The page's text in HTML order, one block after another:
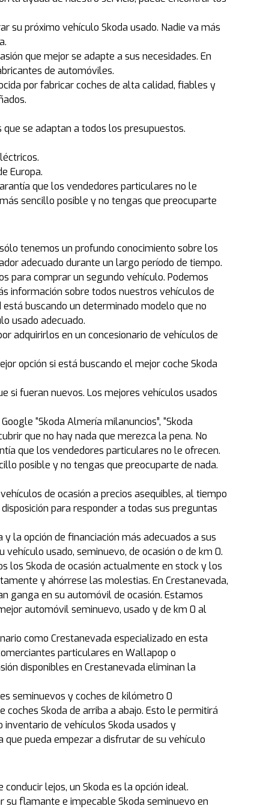
su próximo vehículo Skoda usado. Nadie va más
que mejor se adapte a sus necesidades. En
de automóviles.
por fabricar coches de alta calidad, fiables y
se adaptan a todos los presupuestos.
Europa.
que los vendedores particulares no le
sencillo posible y no tengas que preocuparte
tenemos un profundo conocimiento sobre los
adecuado durante un largo período de tiempo.
para comprar un segundo vehículo. Podemos
información sobre todos nuestros vehículos de
buscando un determinado modelo que no
usado adecuado.
adquirirlos en un concesionario de vehículos de
opción si está buscando el mejor coche Skoda
si fueran nuevos. Los mejores vehículos usados
“Skoda Almería milanuncios”, “Skoda
que no hay nada que merezca la pena. No
que los vendedores particulares no le ofrecen.
posible y no tengas que preocuparte de nada.
de ocasión a precios asequibles, al tiempo
para responder a todas sus preguntas
la opción de financiación más adecuados a sus
usado, seminuevo, de ocasión o de km 0.
los Skoda de ocasión actualmente en stock y los
y ahórrese las molestias. En Crestanevada,
ganga en su automóvil de ocasión. Estamos
automóvil seminuevo, usado y de km 0 al
como Crestanevada especializado en esta
particulares en Wallapop o
disponibles en Crestanevada eliminan la
seminuevos y coches de kilómetro 0
Skoda de arriba a abajo. Esto le permitirá
de vehículos Skoda usados y
pueda empezar a disfrutar de su vehículo
lejos, un Skoda es la opción ideal.
su flamante e impecable Skoda seminuevo en